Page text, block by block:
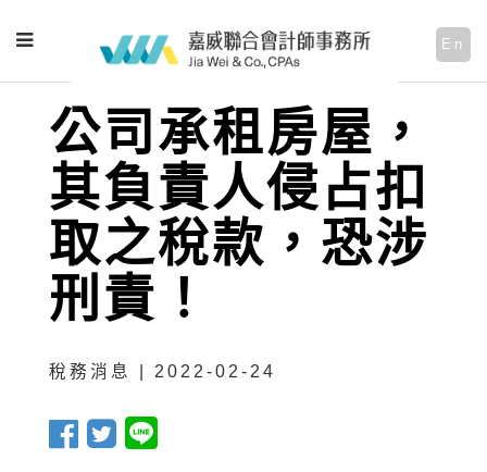
En
公司承租房屋，
其負責人侵占扣
取之稅款，恐涉
刑責！
稅務消息 | 2022-02-24